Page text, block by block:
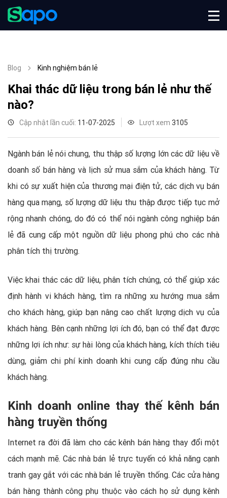
Blog Kinh nghiệm bán lẻ
Khai thác dữ liệu trong bán lẻ như thế
nào?
Cập nhật lần cuối: 11-07-2025 Lượt xem 3105
Ngành bán lẻ nói chung, thu thập số lượng lớn các dữ liệu về
doanh số bán hàng và lịch sử mua sắm của khách hàng. Từ
khi có sự xuất hiện của thương mại điện tử, các dịch vụ bán
hàng qua mạng, số lượng dữ liệu thu thập được tiếp tục mở
rộng nhanh chóng, do đó có thể nói ngành công nghiệp bán
lẻ đã cung cấp một nguồn dữ liệu phong phú cho các nhà
phân tích thị trường.
Việc khai thác các dữ liệu, phân tích chúng, có thể giúp xác
định hành vi khách hàng, tìm ra những xu hướng mua sắm
cho khách hàng, giúp bạn nâng cao chất lượng dịch vụ của
khách hàng. Bên cạnh những lợi ích đó, bạn có thể đạt được
những lợi ích như: sự hài lòng của khách hàng, kích thích tiêu
dùng, giảm chi phí kinh doanh khi cung cấp đúng nhu cầu
khách hàng.
Kinh doanh online thay thế kênh bán
hàng truyền thống
Internet ra đời đã làm cho các kênh bán hàng thay đổi một
cách mạnh mẽ. Các nhà bán lẻ trực tuyến có khả năng cạnh
tranh gay gắt với các nhà bán lẻ truyền thống. Các cửa hàng
bán hàng thành công phụ thuộc vào cách họ sử dụng kênh